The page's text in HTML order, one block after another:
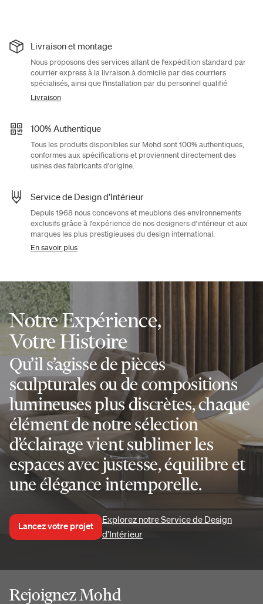
Livraison et montage
Nous proposons des services allant de l'expédition standard par
courrier express à la livraison à domicile par des courriers
spécialisés, ainsi que l'installation par du personnel qualifié
Livraison
100% Authentique
Tous les produits disponibles sur Mohd sont 100% authentiques,
conformes aux spécifications et proviennent directement des
usines des fabricants d'origine.
Service de Design d’Intérieur
Depuis 1968 nous concevons et meublons des environnements
exclusifs grâce à l'expérience de nos designers d'intérieur et aux
marques les plus prestigieuses du design international.
En savoir plus
Notre Expérience,
Votre Histoire
Qu’il s’agisse de pièces
sculpturales ou de compositions
lumineuses plus discrètes, chaque
élément de notre sélection
d’éclairage vient sublimer les
espaces avec justesse, équilibre et
une élégance intemporelle.
Lancez votre projet
Explorez notre Service de Design
d’Intérieur
Rejoignez Mohd